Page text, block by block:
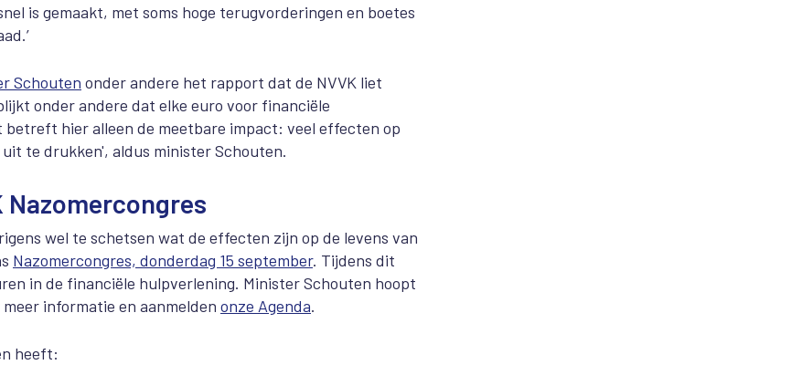
is gemaakt, met soms hoge terugvorderingen en boetes
Schouten onder andere het rapport dat de NVVK liet
onder andere dat elke euro voor financiële
hier alleen de meetbare impact: veel effecten op
te drukken', aldus minister Schouten.
wel te schetsen wat de effecten zijn op de levens van
Nazomercongres, donderdag 15 september. Tijdens dit
in de financiële hulpverlening. Minister Schouten hoopt
informatie en aanmelden onze Agenda.
heeft: